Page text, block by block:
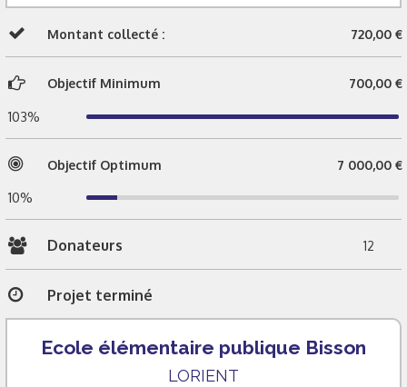
Montant collecté : 720,00 €
Objectif Minimum 700,00 €
103%
Objectif Optimum 7 000,00 €
10%
Donateurs 12
Projet terminé
Ecole élémentaire publique Bisson
LORIENT